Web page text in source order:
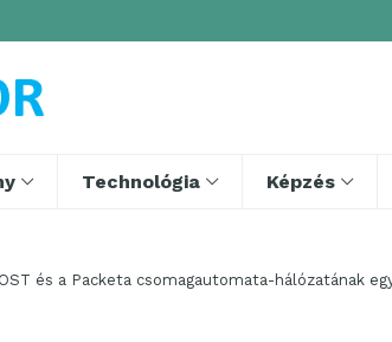
Technológia Képzés
és a Packeta csomagautomata-hálózatának